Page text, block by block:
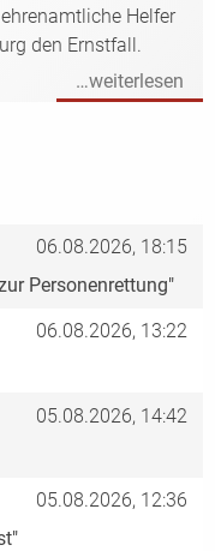
Helfer
den Ernstfall.
…weiterlesen
Personenrettung"
06.08.2026, 18:15
06.08.2026, 13:22
05.08.2026, 14:42
05.08.2026, 12:36